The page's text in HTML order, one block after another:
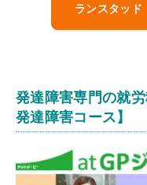
ランスタッ
発達障害専門の就
発達障害コース 】